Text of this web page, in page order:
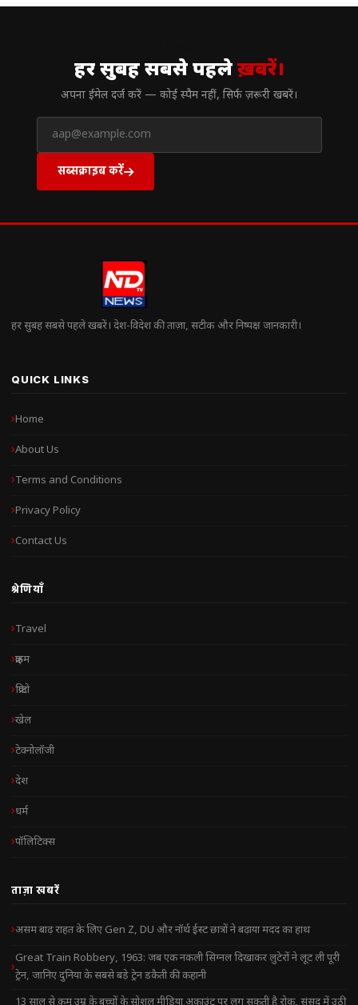
हर सुबह सबसे पहलेख़बरें।
अपना ईमेल दर्ज करें — कोई स्पैम नहीं, सिर्फ ज़रूरी खबरें।
सब्सक्राइब करें
हर सुबह सबसे पहले खबरें। देश-विदेश की ताज़ा, सटीक और निष्पक्ष जानकारी।
QUICK LINKS
Home
About Us
Terms and Conditions
Privacy Policy
Contact Us
श्रेणियाँ
Travel
क्राइम
क्रिप्टो
खेल
टेक्नोलॉजी
देश
धर्म
पॉलिटिक्स
ताज़ा खबरें
असम बाढ़ राहत के लिए Gen Z, DU और नॉर्थ ईस्ट छात्रों ने बढ़ाया मदद का हाथ
Great Train Robbery, 1963: जब एक नकली सिग्नल दिखाकर लुटेरों ने लूट ली पूरी
ट्रेन, जानिए दुनिया के सबसे बड़े ट्रेन डकैती की कहानी